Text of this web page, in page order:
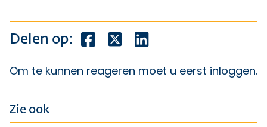
Delen op: Deel dit bericht op Facebook
Deel dit bericht op X
Om te kunnen reageren moet u eerst inloggen.
Zie ook